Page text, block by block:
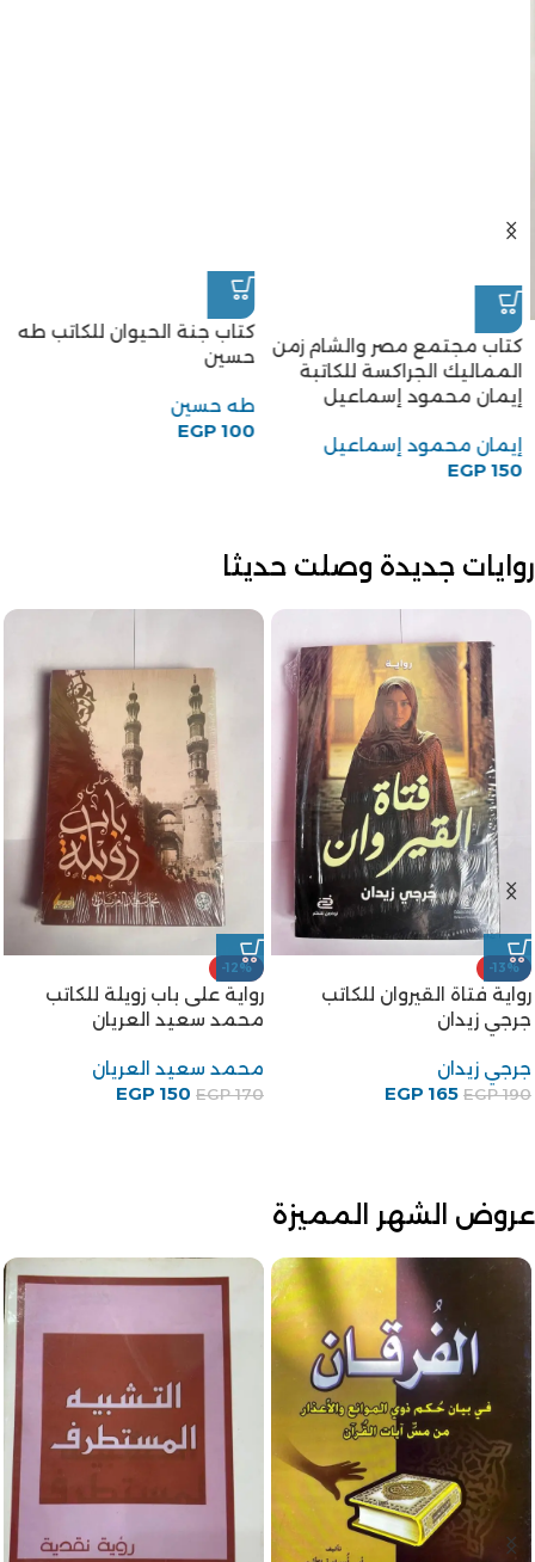
كتاب مجتمع مصر والشام زمن
المماليك الجراكسة للكاتبة
إيمان محمود إسماعيل
إيمان محمود إسماعيل
EGP150
كتاب جنة الحيوان للكاتب طه
حسين
طه حسين
EGP100
روايات جديدة وصلت حديثا
-25%
رواية شجرة الدر للكاتب محمد
سعيد العريان
محمد سعيد العريان
EGP100
EGP75
-12%
رواية أبو دولامة مضحك
الخليفة للكاتب على احمد
علي أحمد باكثير
عروض الشهر المميزة